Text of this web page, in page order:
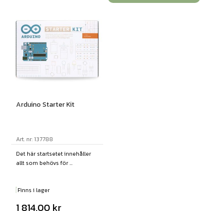
Arduino Starter Kit
Art. nr: 137788
Det här startsetet innehåller
allt som behövs för ...
Finns i lager
1 814,00 kr